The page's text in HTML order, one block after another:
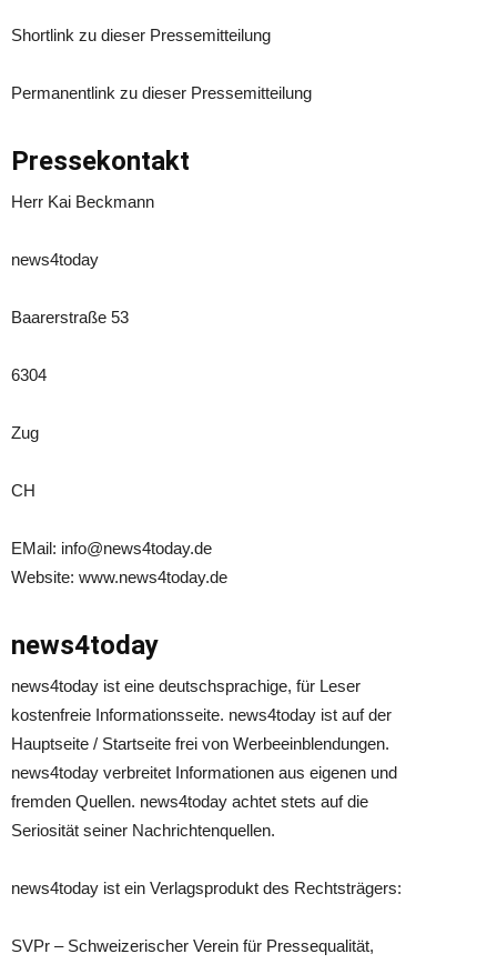
Shortlink zu dieser Pressemitteilung
Permanentlink zu dieser Pressemitteilung
Pressekontakt
Herr Kai Beckmann
news4today
Baarerstraße 53
6304
Zug
CH
EMail: info@news4today.de
Website: www.news4today.de
news4today
news4today ist eine deutschsprachige, für Leser
kostenfreie Informationsseite. news4today ist auf der
Hauptseite / Startseite frei von Werbeeinblendungen.
news4today verbreitet Informationen aus eigenen und
fremden Quellen. news4today achtet stets auf die
Seriosität seiner Nachrichtenquellen.
news4today ist ein Verlagsprodukt des Rechtsträgers:
SVPr – Schweizerischer Verein für Pressequalität,